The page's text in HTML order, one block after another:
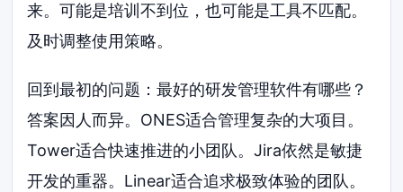
来。可能是培训不到位，也可能是工具不匹配。
及时调整使用策略。
回到最初的问题：最好的研发管理软件有哪些？
答案因人而异。ONES适合管理复杂的大项目。
Tower适合快速推进的小团队。Jira依然是敏捷
开发的重器。Linear适合追求极致体验的团队。